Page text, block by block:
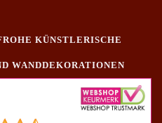
KÜNSTLERISCHE
WANDDEKORATIONEN